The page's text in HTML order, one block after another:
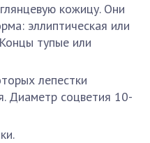
кожицу. Они
эллиптическая или
тупые или
лепестки
Диаметр соцветия 10-